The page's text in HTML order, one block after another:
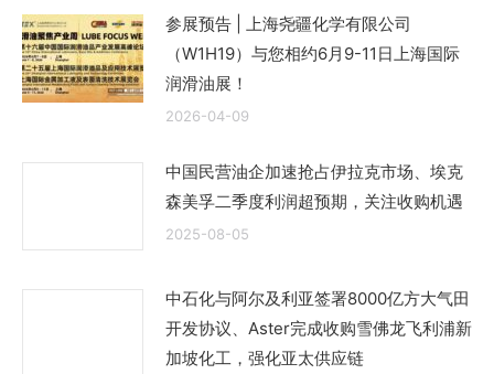
参展预告 | 上海尧疆化学有限公司
（W1H19）与您相约6月9-11日上海国际
润滑油展！
2026-04-09
中国民营油企加速抢占伊拉克市场、埃克
森美孚二季度利润超预期，关注收购机遇
2025-08-05
中石化与阿尔及利亚签署8000亿方大气田
开发协议、Aster完成收购雪佛龙飞利浦新
加坡化工，强化亚太供应链